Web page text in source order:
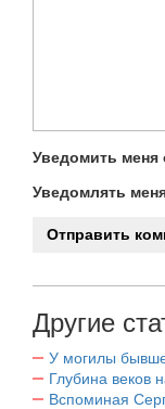
Уведомить меня
Уведомлять
Другие
У могилы
Глубина веков
Вспоминая